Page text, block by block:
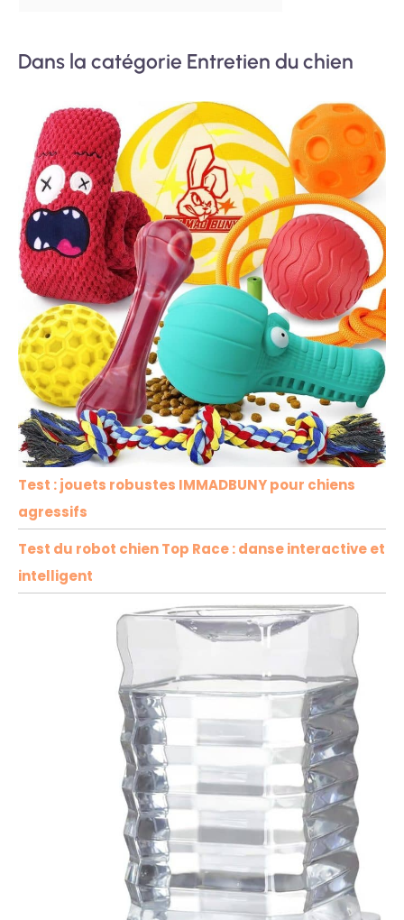
Dans la catégorie Entretien du chien
Test : jouets robustes IMMADBUNY pour chiens
agressifs
Test du robot chien Top Race : danse interactive et
intelligent